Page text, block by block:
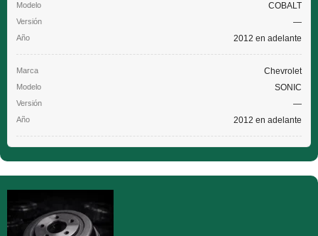
COBALT
—
2012 en adelante
Chevrolet
SONIC
—
2012 en adelante